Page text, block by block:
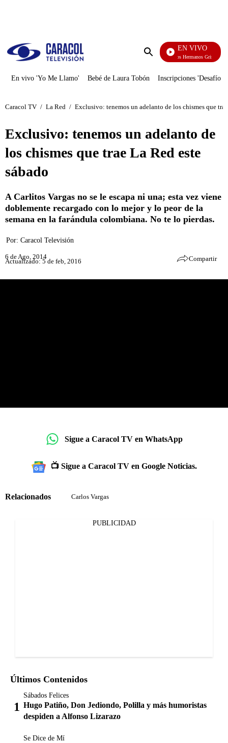
Enviar
EN VIVO
Cuentos De Los Hermanos Grimm
En vivo 'Yo Me Llamo' Bebé de Laura Tobón Inscripciones 'Desafío'
Caracol TV / La Red / Exclusivo: tenemos un adelanto de los chismes que
Exclusivo: tenemos un adelanto de
los chismes que trae La Red este
sábado
A Carlitos Vargas no se le escapa ni una; esta vez viene
doblemente recargado con lo mejor y lo peor de la
semana en la farándula colombiana. No te lo pierdas.
Por: Caracol Televisión
6 de Ago, 2014
Actualizado: 5 de feb, 2016 Compartir
Sigue a Caracol TV en WhatsApp
📺 Sigue a Caracol TV en Google Noticias.
Relacionados Carlos Vargas
PUBLICIDAD
Últimos Contenidos
Sábados Felices
Hugo Patiño, Don Jediondo, Polilla y más humoristas
despiden a Alfonso Lizarazo
Se Dice de Mí